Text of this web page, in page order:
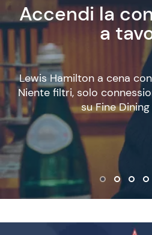
Accendi la
a
Lewis Hamilton a cena
Niente filtri, solo
su Fine